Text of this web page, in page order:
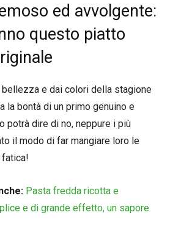
ed avvolgente:
questo piatto
e dai colori della stagione
la bontà di un primo genuino e
potrà dire di no, neppure i più
il modo di far mangiare loro le
Pasta fredda ricotta e
e di grande effetto, un sapore